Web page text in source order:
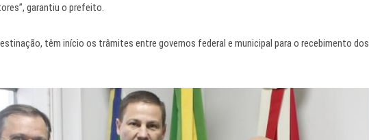
garantiu o prefeito.
têm início os trâmites entre governos federal e municipal para o recebimento dos